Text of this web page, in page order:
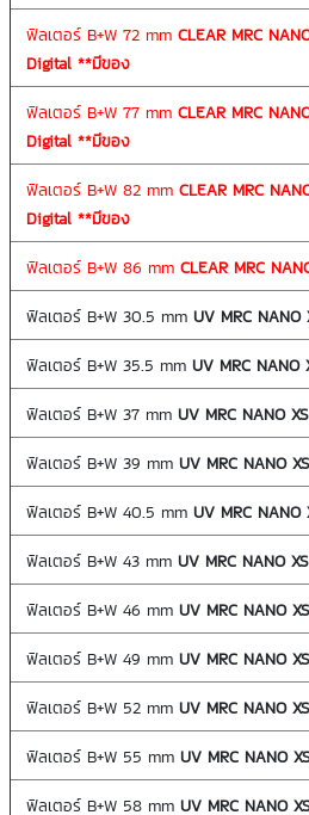
ฟิลเตอร์ B+W 72 mmCLEAR MRC
Digital **มีของ
ฟิลเตอร์ B+W 77 mmCLEAR MRC
Digital **มีของ
ฟิลเตอร์ B+W 82 mmCLEAR MRC
Digital **มีของ
ฟิลเตอร์ B+W 86 mmCLEAR MRC
ฟิลเตอร์ B+W 30.5 mmUV MRC NANO
ฟิลเตอร์ B+W 35.5 mmUV MRC NANO
ฟิลเตอร์ B+W 37 mmUV MRC NANO
ฟิลเตอร์ B+W 39 mmUV MRC NANO
ฟิลเตอร์ B+W 40.5 mmUV MRC NANO
ฟิลเตอร์ B+W 43 mmUV MRC NANO
ฟิลเตอร์ B+W 46 mmUV MRC NANO
ฟิลเตอร์ B+W 49 mmUV MRC NANO
ฟิลเตอร์ B+W 52 mmUV MRC NANO
ฟิลเตอร์ B+W 55 mmUV MRC NANO
ฟิลเตอร์ B+W 58 mmUV MRC NANO